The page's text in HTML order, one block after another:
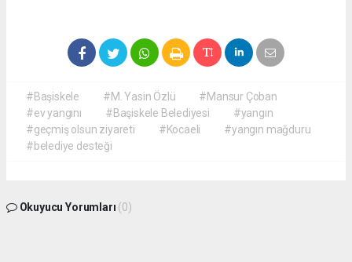
#Başiskele #M. Yasin Özlü
#Mansur Çoban
#ev yangını
#Başiskele Belediyesi
#yangın
#geçmiş olsun ziyareti
#Kocaeli
#yangın mağduru
#belediye desteği
Okuyucu Yorumları (0)